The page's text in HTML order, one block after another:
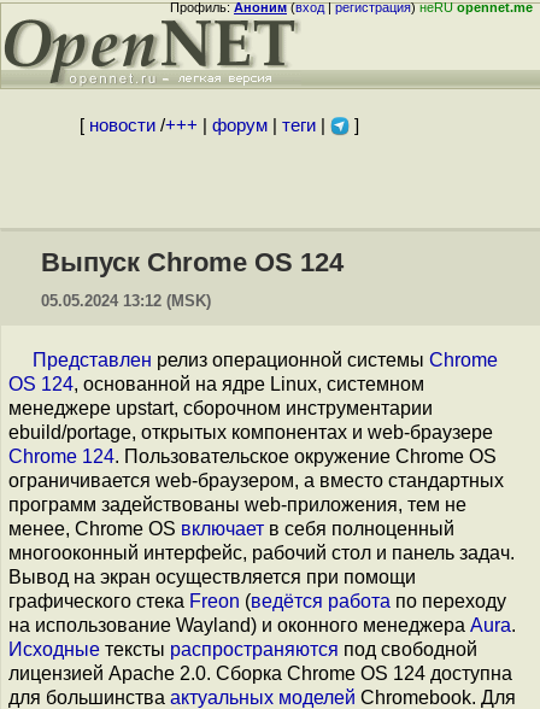
Профиль:Аноним(вход|регистрация)неRUopennet.me
[ новости/+++ форум| теги| ]
Выпуск Chrome OS 124
05.05.2024 13:12 (MSK)
Представлен релиз операционной системы Chrome
OS 124, основанной на ядре Linux, системном
менеджере upstart, сборочном инструментарии
ebuild/portage, открытых компонентах и web-браузере
Chrome 124. Пользовательское окружение Chrome OS
ограничивается web-браузером, а вместо стандартных
программ задействованы web-приложения, тем не
менее, Chrome OS включает в себя полноценный
многооконный интерфейс, рабочий стол и панель задач.
Вывод на экран осуществляется при помощи
графического стека Freon (ведётся работа по переходу
на использование Wayland) и оконного менеджера Aura.
Исходные тексты распространяются под свободной
лицензией Apache 2.0. Сборка Chrome OS 124 доступна
для большинства актуальных моделей Chromebook. Для